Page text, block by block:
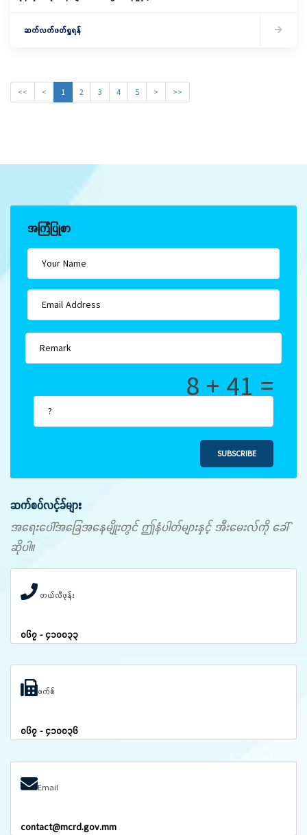
နေမှု ကွင်းဆင်းကြည့်ရှု
ဆက်လက်ဖတ်ရှုရန်
<< < 1 2 3 4 5 > >>
အကြံပြုစာ
8 + 41 =
SUBSCRIBE
ဆက်စပ်လင့်ခ်များ
အရေးပေါ်အခြေအနေမျိုးတွင် ဤနံပါတ်များနှင့် အီးမေးလ်ကို ခေါ်
ဆိုပါ။
တယ်လီဖုန်း
၀၆၇ - ၄၁၀၀၃၃
ဖက်စ်
၀၆၇ - ၄၁၀၀၃၆
Email
contact@mcrd.gov.mm